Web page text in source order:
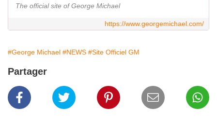
The official site of George Michael
https://www.georgemichael.com/
#George Michael #NEWS #Site Officiel GM
Partager